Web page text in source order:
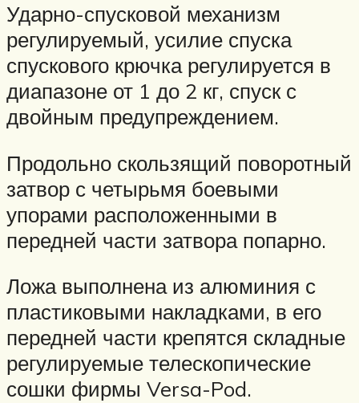
Ударно-спусковой механизм
регулируемый, усилие спуска
спускового крючка регулируется в
диапазоне от 1 до 2 кг, спуск с
двойным предупреждением.
Продольно скользящий поворотный
затвор с четырьмя боевыми
упорами расположенными в
передней части затвора попарно.
Ложа выполнена из алюминия с
пластиковыми накладками, в его
передней части крепятся складные
регулируемые телескопические
сошки фирмы Versa-Pod.